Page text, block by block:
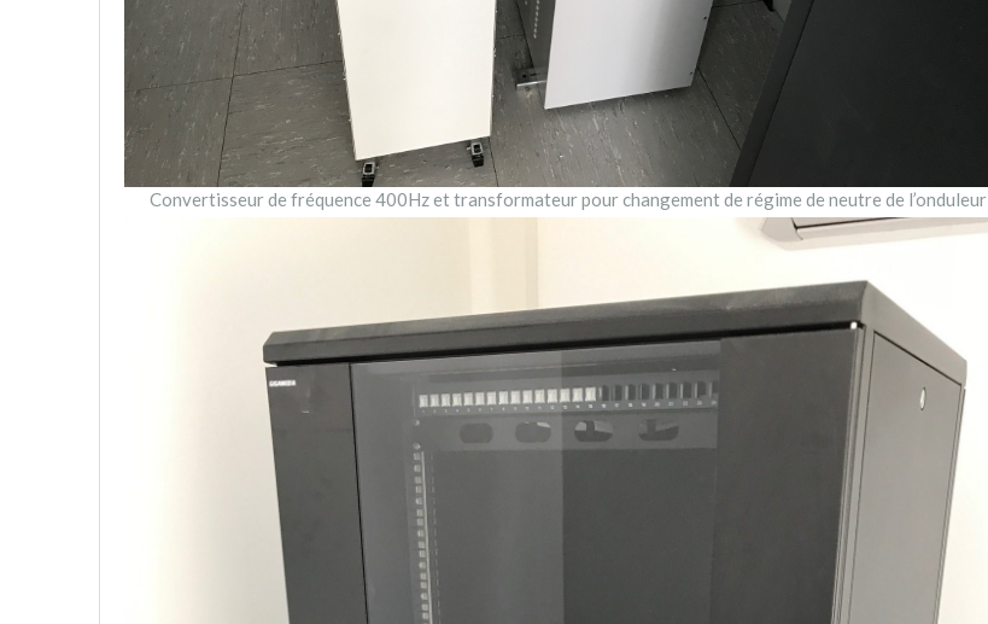
Convertisseur de fréquence 400Hz et transformateur pour changement de régime de neutre de l’onduleur